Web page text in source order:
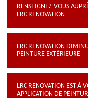
RENSEIGNEZ-VOUS
LRC RENOVATION
LRC RENOVATION
PEINTURE EXTÉRIEURE
LRC RENOVATION EST À
APPLICATION DE